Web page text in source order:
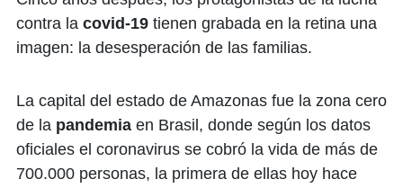
contra la covid-19 tienen grabada en la retina una
imagen: la desesperación de las familias.
La capital del estado de Amazonas fue la zona cero
de la pandemia en Brasil, donde según los datos
oficiales el coronavirus se cobró la vida de más de
700.000 personas, la primera de ellas hoy hace